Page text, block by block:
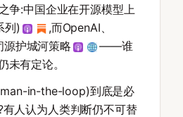
争:中国企业在开源模型上
列)
,而OpenAI、
护城河策略
——谁
未有定论。
in-the-loop)到底是必
人认为人类判断仍不可替